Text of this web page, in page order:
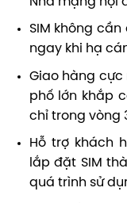
SIM không
ngay khi hạ
Giao hàng cực
phố lớn khắp
chỉ trong vòng
Hỗ trợ khách
lắp đặt SIM
quá trình sử